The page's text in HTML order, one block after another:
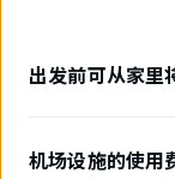
出发前可从家里
机场设施的使用